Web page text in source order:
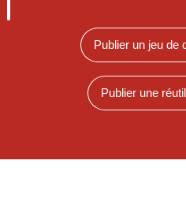
Publier un jeu de
Publier une